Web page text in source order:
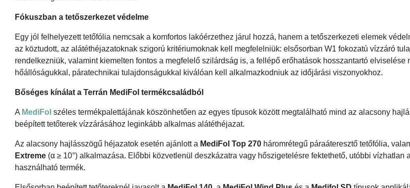
Fókuszban a tetőszerkezet védelme
Egy jól felhelyezett tetőfólia nemcsak a komfortos lakóérzethez járul hozzá, hanem a tetőszerkezeti elemek
az köztudott, az alátéthéjazatoknak szigorú kritériumoknak kell megfelelniük: elsősorban W1 fokozatú vízzáró
rendelkezniük, valamint kiemelten fontos a megfelelő szilárdság is, a fellépő erőhatások hosszantartó elviselése
hőállóságukkal, páratechnikai tulajdonságukkal kiválóan kell alkalmazkodniuk az időjárási viszonyokhoz.
Bőséges kínálat a Terrán MediFol termékcsaládból
A MediFol széles termékpalettájának köszönhetően az egyes típusok között megtalálható mind az alacsony
beépített tetőterek vízzárásához leginkább alkalmas alátéthéjazat.
Az alacsony hajlásszögű héjazatok esetén ajánlott a MediFol Top 270 háromrétegű páraáteresztő tetőfólia,
Extreme (α ≥ 10°) alkalmazása. Előbbi közvetlenül deszkázatra vagy hőszigetelésre fektethető, utóbbi vízhatlan
használható termék.